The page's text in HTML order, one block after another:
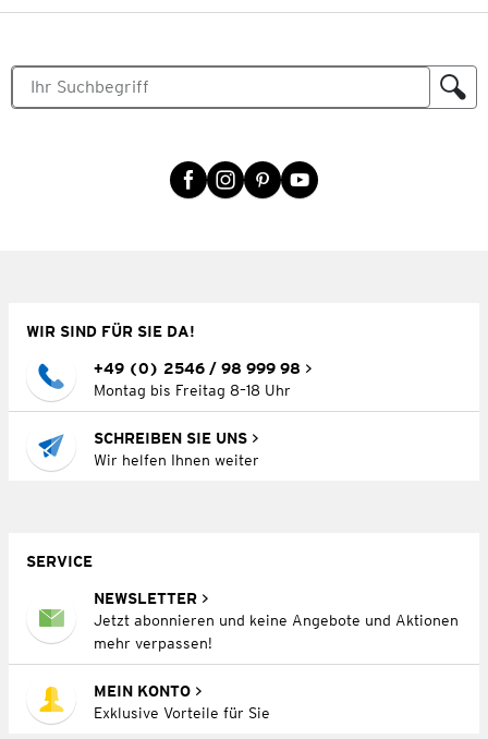
WIR SIND FÜR SIE DA!
+49 (0) 2546 / 98 999 98
Montag bis Freitag 8–18 Uhr
SCHREIBEN SIE UNS
Wir helfen Ihnen weiter
SERVICE
NEWSLETTER
Jetzt abonnieren und keine Angebote und Aktionen
mehr verpassen!
MEIN KONTO
Exklusive Vorteile für Sie